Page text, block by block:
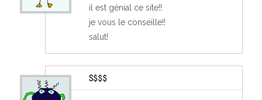
il est génial ce site!!
je vous le conseille!!
salut!
S$$$